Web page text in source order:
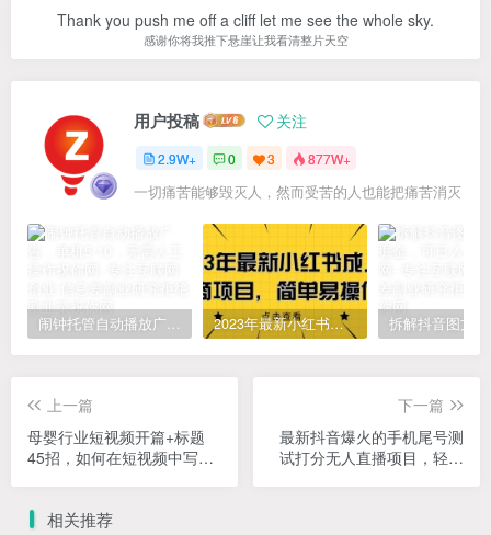
Thank you push me off a cliff let me see the whole sky.
感谢你将我推下悬崖让我看清整片天空
用户投稿 关注
2.9W+ 0 3 877W+
一切痛苦能够毁灭人，然而受苦的人也能把痛苦消灭
闹钟托管自动播放广告，单机5-10，无需人工操作 2023年最新小红书成人电商项目，简单易操作【详细教程】
上一篇
母婴行业短视频开篇+标题
45招，​如何在短视频中写一
下一篇
最新抖音爆火的手机尾号测
试打分无人直播项目，轻松
相关推荐